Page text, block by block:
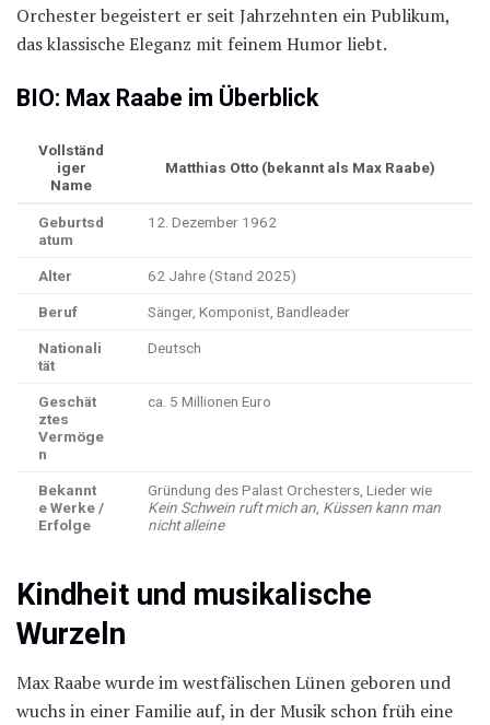
Orchester begeistert er seit Jahrzehnten ein Publikum,
das klassische Eleganz mit feinem Humor liebt.
BIO: Max Raabe im Überblick
Vollständ
iger
Name
Matthias Otto (bekannt als Max Raabe)
Geburtsd
atum
12. Dezember 1962
Alter 62 Jahre (Stand 2025)
Beruf Sänger, Komponist, Bandleader
Nationali
tät
Deutsch
Geschät
ztes
Vermöge
n
ca. 5 Millionen Euro
Bekannt
e Werke /
Erfolge
Gründung des Palast Orchesters, Lieder wie
Kein Schwein ruft mich an Küssen kann man
nicht alleine
Kindheit und musikalische
Wurzeln
Max Raabe wurde im westfälischen Lünen geboren und
wuchs in einer Familie auf, in der Musik schon früh eine